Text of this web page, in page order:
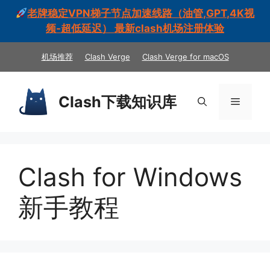
老牌稳定VPN梯子节点加速线路（油管,GPT,4K视
频-超低延迟） 最新clash机场注册体验
机场推荐 Clash Verge Clash Verge for macOS
Clash下载知识库 菜
Clash for Windows
新手教程